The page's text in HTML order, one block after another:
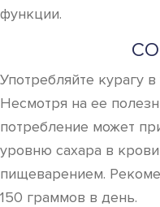
функции.
Употребляйте курагу
Несмотря на ее
потребление может
уровню сахара в
пищеварением.
150 граммов в день.